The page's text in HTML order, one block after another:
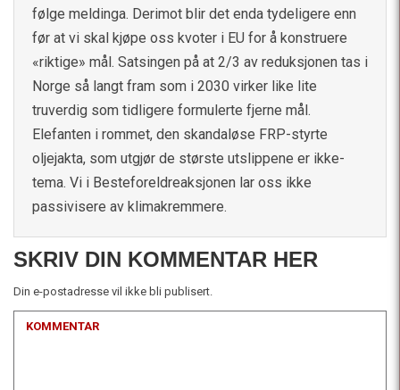
følge meldinga. Derimot blir det enda tydeligere enn
før at vi skal kjøpe oss kvoter i EU for å konstruere
«riktige» mål. Satsingen på at 2/3 av reduksjonen tas i
Norge så langt fram som i 2030 virker like lite
truverdig som tidligere formulerte fjerne mål.
Elefanten i rommet, den skandaløse FRP-styrte
oljejakta, som utgjør de største utslippene er ikke-
tema. Vi i Besteforeldreaksjonen lar oss ikke
passivisere av klimakremmere.
SKRIV DIN KOMMENTAR HER
Din e-postadresse vil ikke bli publisert.
KOMMENTAR